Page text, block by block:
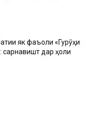
як фаъоли «Гурӯҳи
сарнавишт дар ҳоли